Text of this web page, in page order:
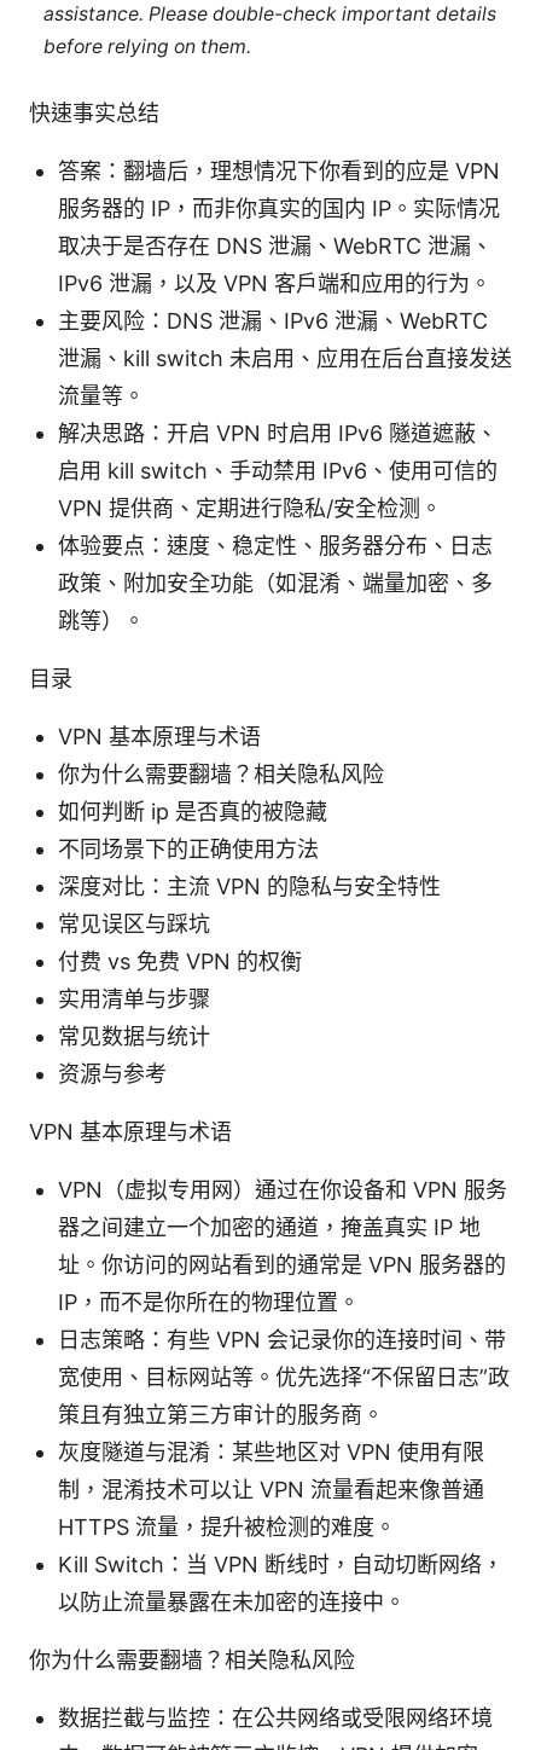
assistance. Please double-check important details
before relying on them.
快速事实总结
答案：翻墙后，理想情况下你看到的应是 VPN
服务器的 IP，而非你真实的国内 IP。实际情况
取决于是否存在 DNS 泄漏、WebRTC 泄漏、
IPv6 泄漏，以及 VPN 客户端和应用的行为。
主要风险：DNS 泄漏、IPv6 泄漏、WebRTC
泄漏、kill switch 未启用、应用在后台直接发送
流量等。
解决思路：开启 VPN 时启用 IPv6 隧道遮蔽、
启用 kill switch、手动禁用 IPv6、使用可信的
VPN 提供商、定期进行隐私/安全检测。
体验要点：速度、稳定性、服务器分布、日志
政策、附加安全功能（如混淆、端量加密、多
跳等）。
目录
VPN 基本原理与术语
你为什么需要翻墙？相关隐私风险
如何判断 ip 是否真的被隐藏
不同场景下的正确使用方法
深度对比：主流 VPN 的隐私与安全特性
常见误区与踩坑
付费 vs 免费 VPN 的权衡
实用清单与步骤
常见数据与统计
资源与参考
VPN 基本原理与术语
VPN（虚拟专用网）通过在你设备和 VPN 服务
器之间建立一个加密的通道，掩盖真实 IP 地
址。你访问的网站看到的通常是 VPN 服务器的
IP，而不是你所在的物理位置。
日志策略：有些 VPN 会记录你的连接时间、带
宽使用、目标网站等。优先选择“不保留日志”政
策且有独立第三方审计的服务商。
灰度隧道与混淆：某些地区对 VPN 使用有限
制，混淆技术可以让 VPN 流量看起来像普通
HTTPS 流量，提升被检测的难度。
Kill Switch：当 VPN 断线时，自动切断网络，
以防止流量暴露在未加密的连接中。
你为什么需要翻墙？相关隐私风险
数据拦截与监控：在公共网络或受限网络环境